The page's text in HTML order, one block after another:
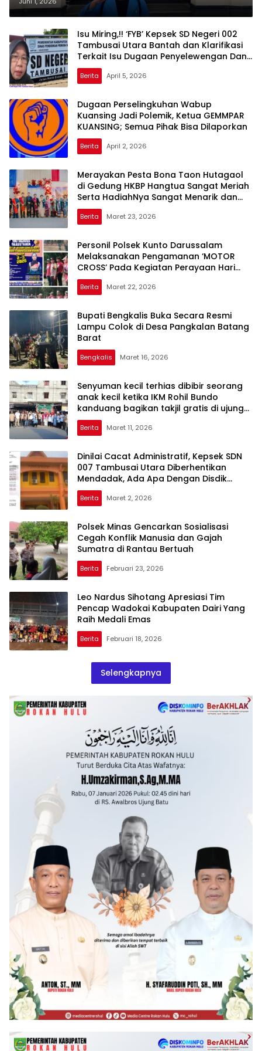
dalam ajang NEIRA competition 3
tahun 2026 tingkat Nasional di
yogyakarta
Isu Miring,!! ‘FYB’ Kepsek SD Negeri 002
Tambusai Utara Bantah dan Klarifikasi
Terkait Isu Dugaan Penyelewengan Dana
BOS
Berita April 5, 2026
Dugaan Perselingkuhan Wabup
Kuansing Jadi Polemik, Ketua GEMMPAR
KUANSING; Semua Pihak Bisa Dilaporkan
Berita April 2, 2026
Merayakan Pesta Bona Taon Hutagaol
di Gedung HKBP Hangtua Sangat Meriah
Serta HadiahNya Sangat Menarik dan
Bagus
Berita Maret 23, 2026
Personil Polsek Kunto Darussalam
Melaksanakan Pengamanan ‘MOTOR
CROSS’ Pada Kegiatan Perayaan Hari
Aidul Fitri 1 Syawal 1447 H
Berita Maret 22, 2026
Bupati Bengkalis Buka Secara Resmi
Lampu Colok di Desa Pangkalan Batang
Barat
Bengkalis Maret 16, 2026
Senyuman kecil terhias dibibir seorang
anak kecil ketika IKM Rohil Bundo
kanduang bagikan takjil gratis di ujung
tanjung
Berita Maret 11, 2026
Dinilai Cacat Administratif, Kepsek SDN
007 Tambusai Utara Diberhentikan
Mendadak, Ada Apa Dengan Disdik
Rohul?
Berita Maret 2, 2026
Polsek Minas Gencarkan Sosialisasi
Cegah Konflik Manusia dan Gajah
Sumatra di Rantau Bertuah
Berita Februari 23, 2026
Leo Nardus Sihotang Apresiasi Tim
Pencap Wadokai Kabupaten Dairi Yang
Raih Medali Emas
Berita Februari 18, 2026
Selengkapnya